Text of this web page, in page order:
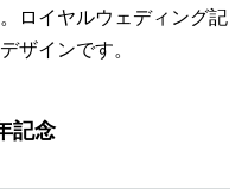
ロイヤルウェディング記
ザインです。
記念